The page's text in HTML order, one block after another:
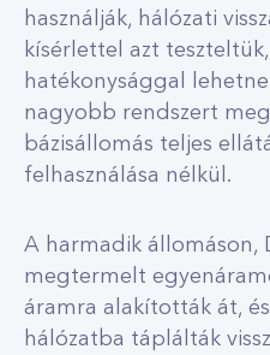
használják, hálózati
kísérlettel azt
hatékonysággal
nagyobb rendszert
bázisállomás teljes
felhasználása nélkül.
A harmadik állomáson,
megtermelt
áramra alakították át,
hálózatba táplálták